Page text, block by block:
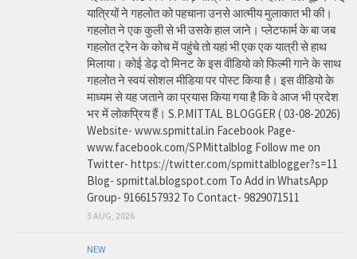
यात्रियों ने गहलोत को पहचाना उनसे आत्मीय मुलाकात भी की।
गहलोत ने एक कुली से भी उसके हाल जाने। प्लेटफार्म के बा जब
गहलोत ट्रेन के कोच में पहुंचे तो यहां भी एक एक यात्री से हाथ
मिलाया। कोई डेढ़ दो मिनट के इस वीडियो को फिल्मी गाने के साथ
गहलोत ने स्वयं सोशल मीडिया पर पोस्ट किया है। इस वीडियो के
माध्यम से यह जताने का प्रयास किया गया है कि वे आज भी प्रदेश
भर में लोकप्रिय हैं। S.P.MITTAL BLOGGER ( 03-08-2026)
Website- www.spmittal.in Facebook Page-
www.facebook.com/SPMittalblog Follow me on
Twitter- https://twitter.com/spmittalblogger?s=11
Blog- spmittal.blogspot.com To Add in WhatsApp
Group- 9166157932 To Contact- 9829071511
3 AUG, 2026
NEW